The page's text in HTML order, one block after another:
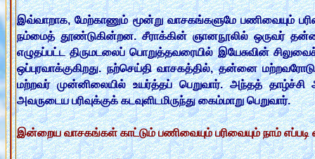
இவ்வாறாக, மேற்காணும் மூன்று வாசகங்களுமே
நம்மைத் தூண்டுகின்றன. சீராக்கின் ஞானநூலில் ஒருவர்
எழுதப்பட்ட திருமடலைப் பொறுத்தவரையில் இயேசுவின்
ஒப்புரவாக்குகிறது. நற்செய்தி வாசகத்தில், தன்னை
மற்றவர் முன்னிலையில் உயர்த்தப் பெறுவார். அந்தத்
அவருடைய பரிவுக்குக் கடவுளிடமிருந்து கைம்மாறு பெறுவார்.
இன்றைய வாசகங்கள் காட்டும் பணிவையும் பரிவையும் நாம் எப்படி